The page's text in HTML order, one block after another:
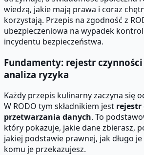
wiedzą, jakie mają prawa i coraz
korzystają. Przepis na zgodność z
ubezpieczeniowa na wypadek
incydentu bezpieczeństwa.
Fundamenty: rejestr
analiza ryzyka
Każdy przepis kulinarny zaczyna się
W RODO tym składnikiem jest rejestr
przetwarzania danych. To
który pokazuje, jakie dane zbierasz,
jakiej podstawie prawnej, jak długo
komu je przekazujesz.